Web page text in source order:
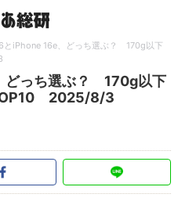
とiPhone 16e、どっち選ぶ？ 170g以下
どっち選ぶ？ 170g以下
2025/8/3